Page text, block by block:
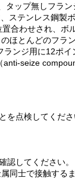
タップ無しフラ
ステンレス鋼製
合わせされ、ボ
ほとんどのフラ
ンジ用に12ポ
seize
を点検してくださ
認してください。
同士で接触する